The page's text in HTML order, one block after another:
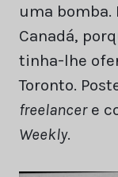
uma bomba.
Canadá,
tinha-lhe
Toronto.
freelancere
Weekly.